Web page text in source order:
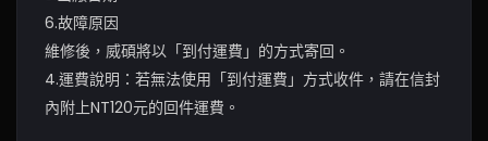
6.故障原因
維修後，威碩將以「到付運費」的方式寄回。
4.運費說明：若無法使用「到付運費」方式收件，請在信封
內附上NT120元的回件運費。